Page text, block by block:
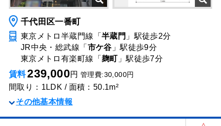
千代田区一番町
東京メトロ半蔵門線「 半蔵門 」駅徒歩2分
JR中央・総武線「 市ケ谷 」駅徒歩9分
東京メトロ有楽町線「 麹町 」駅徒歩7分
賃料239,000円 管理費:30,000円
間取り：1LDK / 面積：50.1m²
その他基本情報